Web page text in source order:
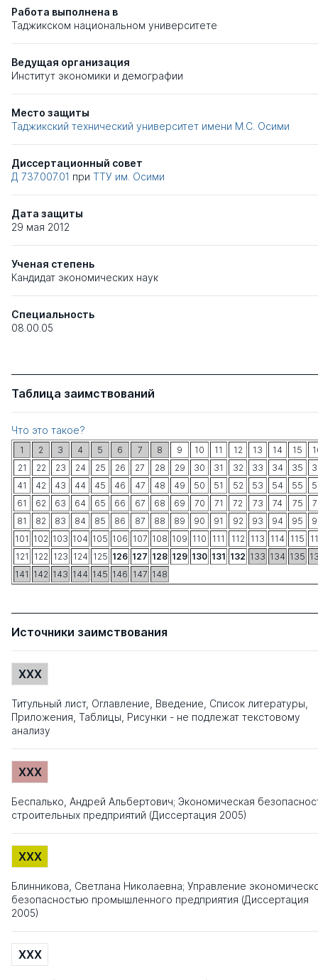
Работа выполнена в
Таджикском национальном университете
Ведущая организация
Институт экономики и демографии
Место защиты
Таджикский технический университет имени М.С. Осими
Диссертационный совет
Д 737.007.01 при ТТУ им. Осими
Дата защиты
29 мая 2012
Ученая степень
Кандидат экономических наук
Специальность
08.00.05
Таблица заимствований
Что это такое?
1 2 3 4 5 6 7 8 9 10 11 12 13 14 15
21
22 23 24 25 26 27 28 29 30 31 32 33 34 35
41
42 43 44 45 46 47 48 49 50 51 52 53 54 55
61
62 63 64 65 66 67 68 69 70 71 72 73 74 75
81
82 83 84 85 86 87 88 89 90 91 92 93 94 95
101 102 103 104 105 106 107 108 109 110 111 112 113 114 115
121
122 123 124 125 126 127 128 129 130 131 132 133 134 135
141 142 143 144 145 146 147 148
Источники заимствования
XXX
Титульный лист, Оглавление, Введение, Список литературы,
Приложения, Таблицы, Рисунки - не подлежат текстовому
анализу
XXX
Беспалько, Андрей Альбертович; Экономическая
строительных предприятий (Диссертация 2005)
XXX
Блинникова, Светлана Николаевна; Управление
безопасностью промышленного предприятия (Диссертация
2005)
XXX